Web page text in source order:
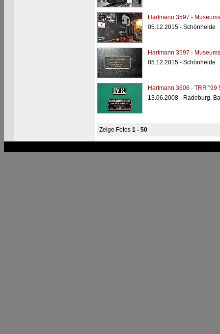
Hartmann 3597 -
05.12.2015 - Schönheide
Hartmann 3597 -
05.12.2015 - Schönheide
Hartmann 3606 - TRR "99
13.06.2008 - Radeburg,
Zeige Fotos 1 - 50